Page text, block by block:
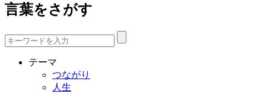
言葉をさがす
テーマ
つながり
人生